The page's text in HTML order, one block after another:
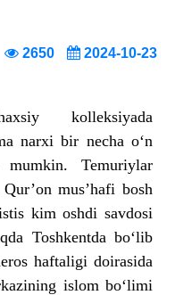
2650 2024-10-23
kolleksiyada
narxi bir necha o‘n
Temuriylar
mus’hafi bosh
kim oshdi savdosi
Toshkentda bo‘lib
haftaligi doirasida
islom bo‘limi